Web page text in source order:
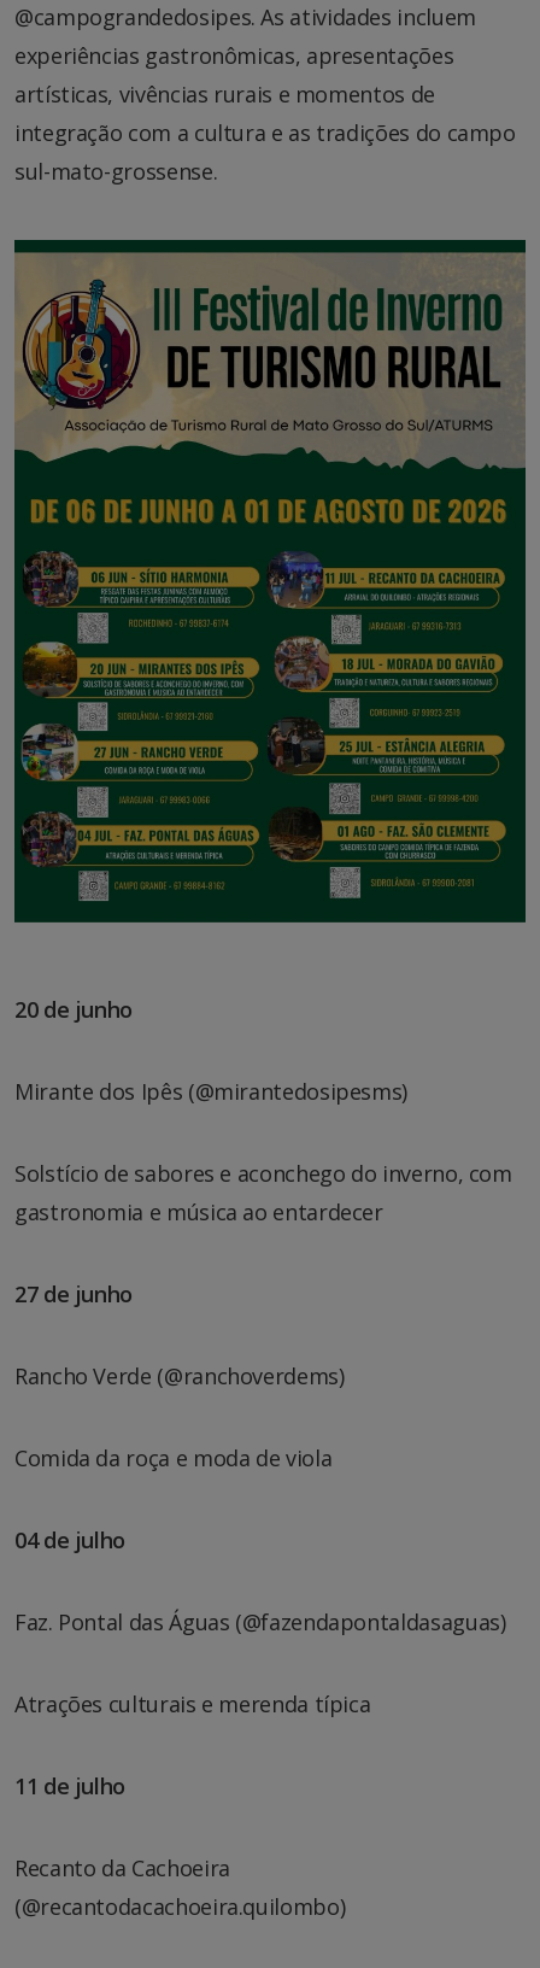
@campograndedosipes. As atividades incluem
experiências gastronômicas, apresentações
artísticas, vivências rurais e momentos de
integração com a cultura e as tradições do campo
sul-mato-grossense.
20 de junho
Mirante dos Ipês (@mirantedosipesms)
Solstício de sabores e aconchego do inverno, com
gastronomia e música ao entardecer
27 de junho
Rancho Verde (@ranchoverdems)
Comida da roça e moda de viola
04 de julho
Faz. Pontal das Águas (@fazendapontaldasaguas)
Atrações culturais e merenda típica
11 de julho
Recanto da Cachoeira
(@recantodacachoeira.quilombo)